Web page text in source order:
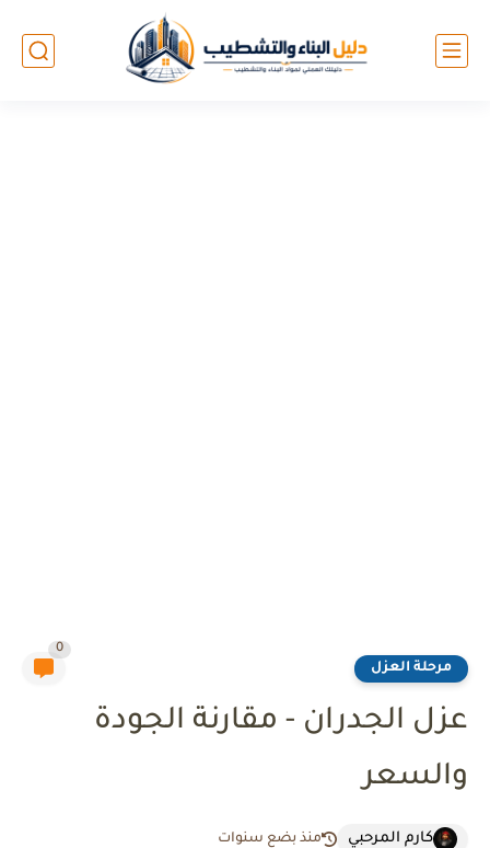
مرحلة العزل
0
عزل الجدران - مقارنة الجودة
والسعر
كارم المرحبي منذ بضع سنوات